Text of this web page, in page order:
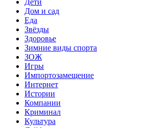
Дети
Дом и сад
Еда
Звёзды
Здоровье
Зимние виды спорта
ЗОЖ
Игры
Импортозамещение
Интернет
Истории
Компании
Криминал
Культура